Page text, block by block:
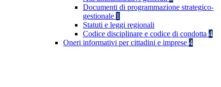
Documenti di programmazione strategico-
gestionale 1
Statuti e leggi regionali
Codice disciplinare e codice di condotta 4
Oneri informativi per cittadini e imprese 4